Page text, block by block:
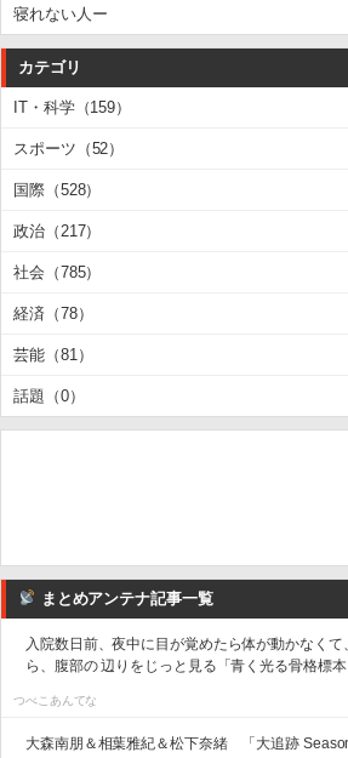
寝れない人ー
カテゴリ
IT・科学（159）
スポーツ（52）
国際（528）
政治（217）
社会（785）
経済（78）
芸能（81）
話題（0）
まとめアンテナ記事一覧
入院数日前、夜中に目が覚めたら体が動かなく
ら、腹部の 辺りをじっと見る「青く光る骨格標本
つべこあんてな
大森南朋＆相葉雅紀＆松下奈緒 「大追跡